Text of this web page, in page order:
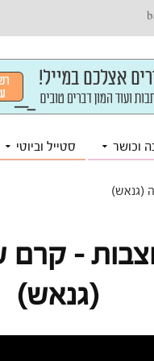
וכושר סטייל וביוטי
(גנאש)
– קרם
(גנאש)